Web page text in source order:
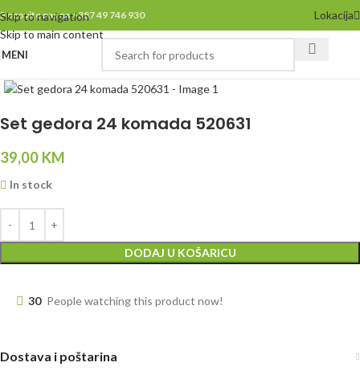
Skip to navigation
Skip to main content
Pozovite nas na +387 49 746 930 Lokacija
MENI
Click to enlarge
Set gedora 24 komada 520631
39,00 KM
In stock
DODAJ U KOŠARICU
30 People watching this product now!
Dostava i poštarina